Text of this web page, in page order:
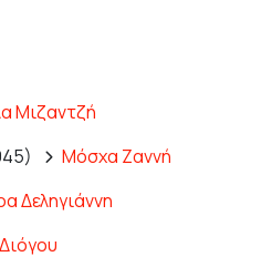
Μιζαντζή
Μόσχα Ζαννή
Δεληγιάννη